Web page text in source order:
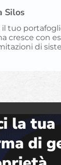
Silos
il tuo
cresce con
di
la tua
di